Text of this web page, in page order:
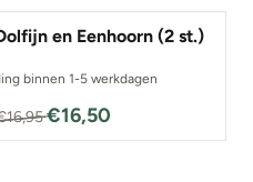
en Eenhoorn (2 st.)
binnen 1-5 werkdagen
Van 16,95 voor 16,50
€16,50